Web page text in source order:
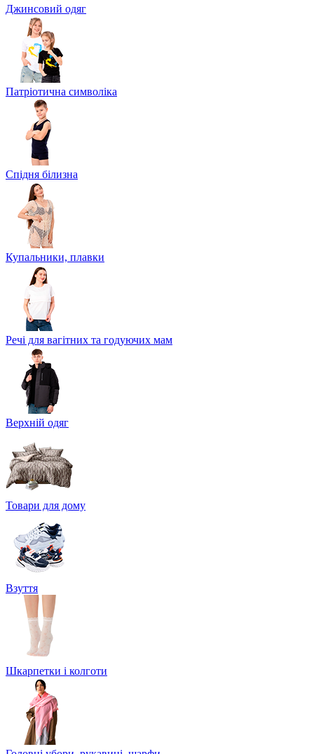
Джинсовий одяг
Патріотична символіка
Спідня білизна
Купальники, плавки
Речі для вагітних та годуючих мам
Верхній одяг
Товари для дому
Взуття
Шкарпетки і колготи